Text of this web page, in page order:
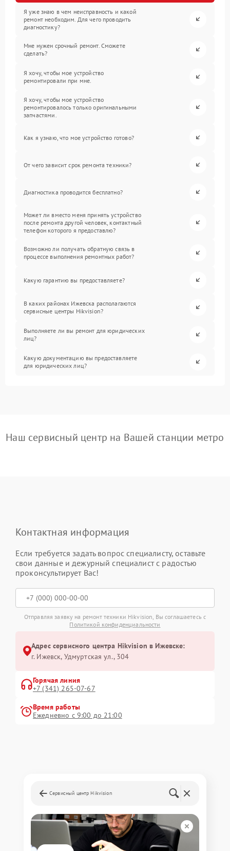
Я уже знаю в чем неисправность и какой
ремонт необходим. Для чего проводить
диагностику?
Мне нужен срочный ремонт. Сможете
сделать?
Я хочу, чтобы мое устройство
ремонтировали при мне.
Я хочу, чтобы мое устройство
ремонтировалось только оригинальными
запчастями.
Как я узнаю, что мое устройство готово?
От чего зависит срок ремонта техники?
Диагностика проводится бесплатно?
Может ли вместо меня принять устройство
после ремонта другой человек, контактный
телефон которого я предоставлю?
Возможно ли получать обратную связь в
процессе выполнения ремонтных работ?
Какую гарантию вы предоставляете?
В каких районах Ижевска располагаются
сервисные центры Hikvision?
Выполняете ли вы ремонт для юридических
лиц?
Какую документацию вы предоставляете
для юридических лиц?
Наш сервисный центр на Вашей станции метро
Контактная информация
Если требуется задать вопрос специалисту, оставьте
свои данные и дежурный специалист с радостью
проконсультирует Вас!
Отправляя заявку на ремонт техники Hikvision, Вы соглашаетесь с
Политикой конфиденциальности
Адрес сервисного центра Hikvision в Ижевске:
г. Ижевск, Удмуртская ул., 304
Горячая линия
+7 (341) 265-07-67
Время работы
Ежедневно с 9:00 до 21:00
Сервисный центр Hikvision